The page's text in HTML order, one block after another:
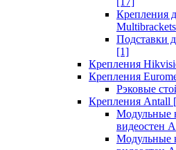
Крепления
Multibrackets
Подставки
[1]
Крепления
Крепления
Рэковые
Крепления Antall
Модульные
видеостен
Модульные